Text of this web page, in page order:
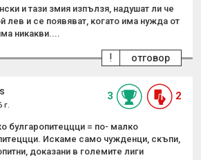
и тази змия изпълзя, надушат ли че
лев и се появяват, когато има нужда от
никакви....
отговор
!
г.
3 2
булгаропитеццци = по- малко
Искаме само чужденци, скъпи,
доказани в големите лиги